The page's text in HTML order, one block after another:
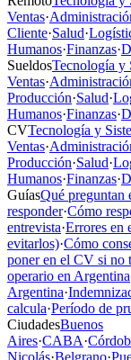
Ventas·
Cliente·Salud·
Humanos·Finanzas·
SueldosTecnología y
Ventas·
Producción·Salud·
Humanos·Finanzas·
CVTecnología y
Ventas·
Producción·Salud·
Humanos·Finanzas·
GuíasQué preguntan
responder·Cómo
entrevista·Errores en
evitarlos)·Cómo
poner en el CV si no
operario en Argentina
Argentina·
calcula·Período de
CiudadesBuenos
Aires·CABA·
Nicolás·Belgrano·